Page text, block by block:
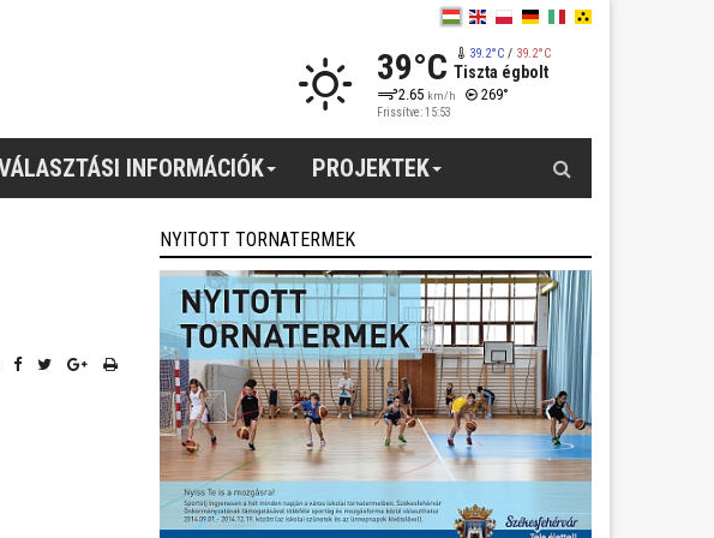
39°C 39.2°C/ 39.2°C
Tiszta égbolt
2.65 km/h 269°
Frissítve: 15:53
INFORMÁCIÓK PROJEKTEK
NYITOTT TORNATERMEK